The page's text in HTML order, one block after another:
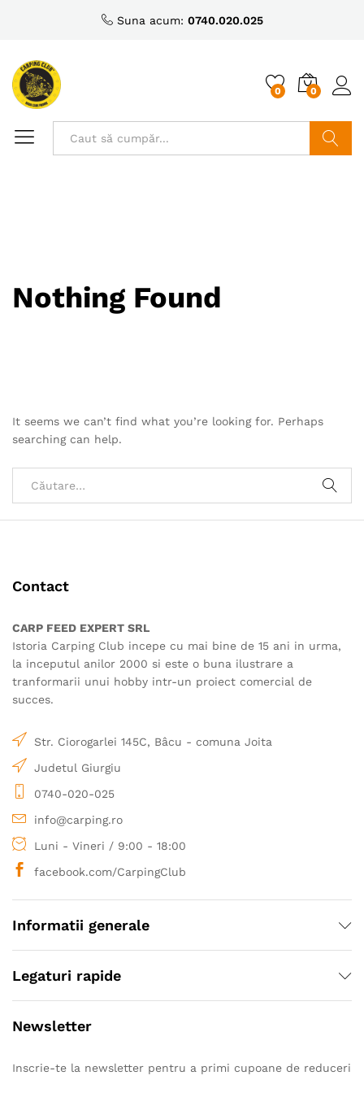
Suna acum: 0740.020.025
0 0
Nothing Found
It seems we can’t find what you’re looking for. Perhaps
searching can help.
Contact
CARP FEED EXPERT SRL
Istoria Carping Club incepe cu mai bine de 15 ani in urma,
la inceputul anilor 2000 si este o buna ilustrare a
tranformarii unui hobby intr-un proiect comercial de
succes.
Str. Ciorogarlei 145C, Bâcu - comuna Joita
Judetul Giurgiu
0740-020-025
info@carping.ro
Luni - Vineri / 9:00 - 18:00
facebook.com/CarpingClub
Informatii generale
Legaturi rapide
Newsletter
Inscrie-te la newsletter pentru a primi cupoane de reduceri